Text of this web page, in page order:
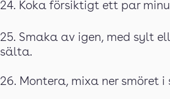
24. Koka försiktigt ett par
25. Smaka av igen, med sylt
sälta.
26. Montera, mixa ner smöret i